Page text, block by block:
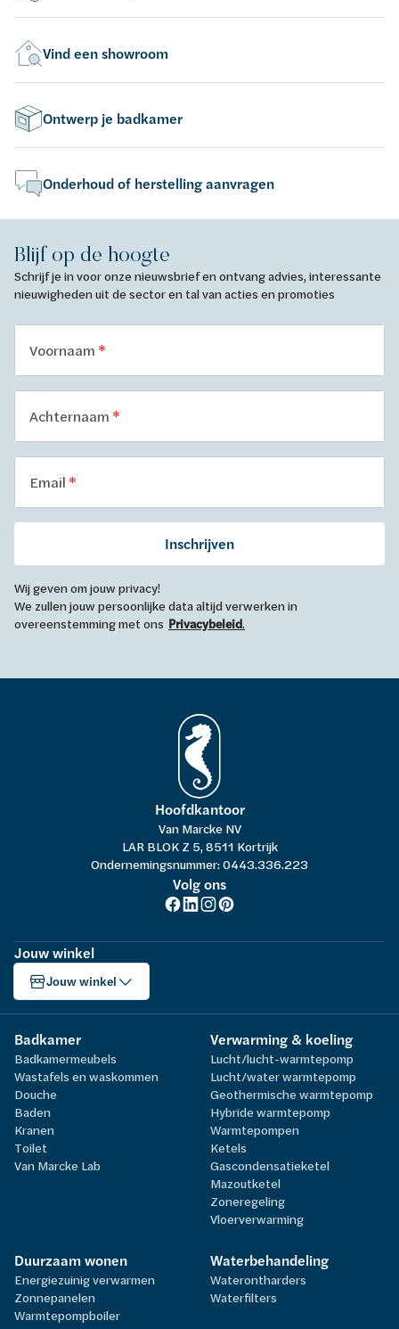
Vind een showroom
Ontwerp je badkamer
Onderhoud of herstelling aanvragen
Blijf op de hoogte
Schrijf je in voor onze nieuwsbrief en ontvang advies, interessante
nieuwigheden uit de sector en tal van acties en promoties
Voornaam
Achternaam
Email
Inschrijven
Wij geven om jouw privacy!
We zullen jouw persoonlijke data altijd verwerken in
overeenstemming met ons Privacybeleid.
Hoofdkantoor
Van Marcke NV
LAR BLOK Z 5, 8511 Kortrijk
Ondernemingsnummer: 0443.336.223
Volg ons
Jouw winkel
Jouw winkel
Badkamer
Badkamermeubels
Wastafels en waskommen
Douche
Baden
Kranen
Toilet
Van Marcke Lab
Verwarming & koeling
Lucht/lucht-warmtepomp
Lucht/water warmtepomp
Geothermische warmtepomp
Hybride warmtepomp
Warmtepompen
Ketels
Gascondensatieketel
Mazoutketel
Zoneregeling
Vloerverwarming
Duurzaam wonen
Energiezuinig verwarmen
Zonnepanelen
Warmtepompboiler
Waterbehandeling
Waterontharders
Waterfilters